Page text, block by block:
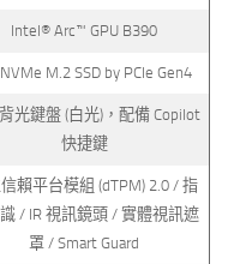
Intel® Arc™ GPU B390
M.2 SSD by PCIe Gen4
光鍵盤 (白光)，配備 Copilot
快捷鍵
賴平台模組 (dTPM) 2.0 / 指
/ IR 視訊鏡頭 / 實體視訊遮
罩 / Smart Guard